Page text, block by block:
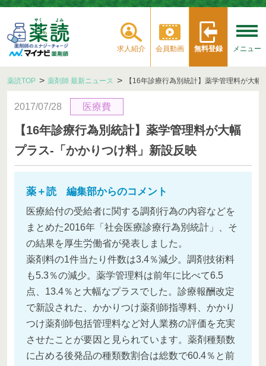
求人紹介 会員動画 無料登録 メニュー
薬読TOP 薬剤師 最新ニュース 【16年診療行為別統計】薬学管理料が大
2017/07/28 医療費
【16年診療行為別統計】薬学管理料が大幅
プラス‐「かかりつけ料」新設反映
薬＋読 編集部からのコメント
医療給付の受給者に関する調剤行為の内容などを
まとめた2016年「社会医療診療行為別統計」、そ
の結果を厚生労働省が発表しました。
薬剤料の1件当たり件数は3.4％減少。調剤技術料
も5.3％の減少。薬学管理料は前年に比べて6.5
点、13.4％と大幅なプラスでした。診療報酬改定
で新設された、かかりつけ薬剤師指導料、かかり
つけ薬剤師包括管理料など対人業務の評価を充実
させたことが要因と見られています。薬剤種類数
に占める後発品の種類数割合は総数で60.4％と前